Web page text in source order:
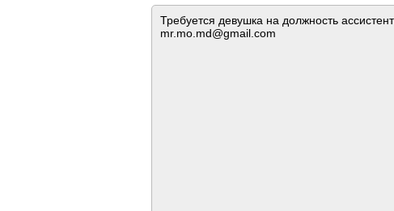
Требуется девушка на должность
mr.mo.md@gmail.com